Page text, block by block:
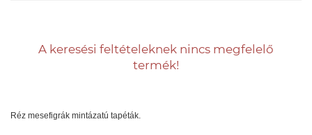
A keresési feltételeknek nincs megfelelő
termék!
Réz mesefigrák mintázatú tapéták.